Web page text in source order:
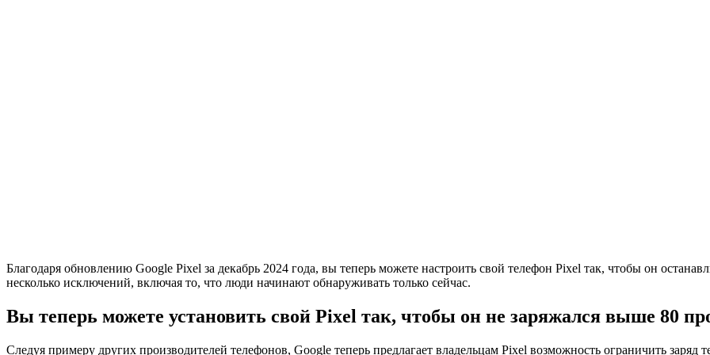
Благодаря обновлению Google Pixel за декабрь 2024 года, вы теперь можете настроить свой телефон Pixel так, чтобы он
несколько исключений, включая то, что люди начинают обнаруживать только сейчас.
Вы теперь можете установить свой Pixel так, чтобы он не заряжался выше 80
Следуя примеру других производителей телефонов, Google теперь предлагает владельцам Pixel возможность ограничить